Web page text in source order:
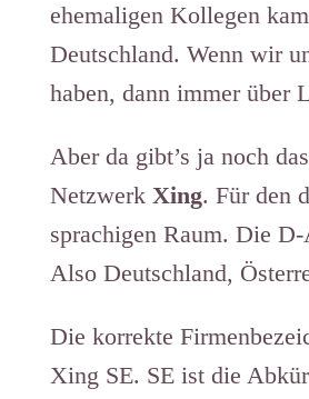
ehemaligen Kollegen
Deutschland. Wenn wir
haben, dann immer über
Aber da gibt’s ja noch
Netzwerk Xing. Für den
sprachigen Raum. Die
Also Deutschland,
Die korrekte
Xing SE. SE ist die